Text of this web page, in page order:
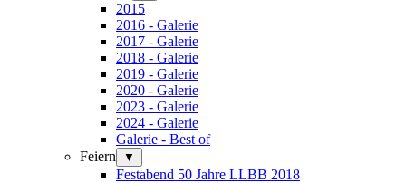
2015
2016 - Galerie
2017 - Galerie
2018 - Galerie
2019 - Galerie
2020 - Galerie
2023 - Galerie
2024 - Galerie
Galerie - Best of
Feiern
▼
Festabend 50 Jahre LLBB 2018